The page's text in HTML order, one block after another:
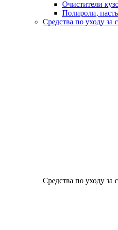
Очистители
Полироли,
Средства по уходу за
Средства по уходу за